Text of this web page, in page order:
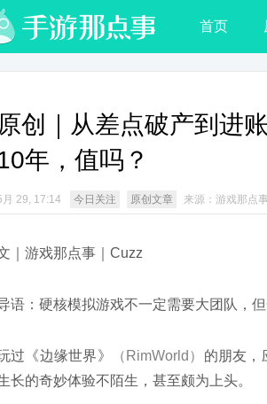
首页
原创｜从差点破产到进
年，值吗？
月 29, 17:14 今日关注 原创文章 来源：游戏那点
｜游戏那点事｜Cuzz
语：硬核模拟游戏不一定需要大团队，
过《边缘世界》 （RimWorld） 的朋友，
长的奇妙体验不陌生，甚至颇为上头。